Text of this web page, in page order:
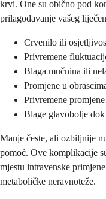
krvi. One su obično pod
prilagođavanje vašeg
Crvenilo ili
Privremene
Blaga mučnina ili
Promjene u
Privremene
Blage glavobolje
Manje česte, ali ozbiljnije
pomoć. Ove komplikacije
mjestu intravenske
metaboličke neravnoteže.